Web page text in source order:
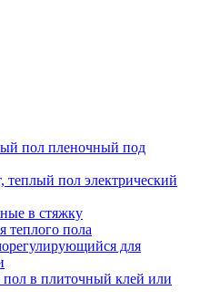
пол пленочный под
теплый пол электрический
в стяжку
теплого пола
для
в плиточный клей или